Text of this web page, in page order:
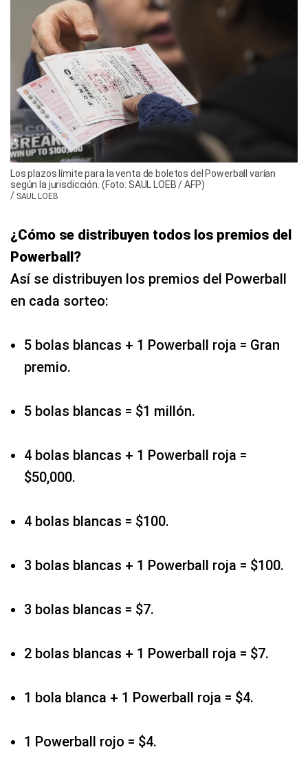
Los plazos límite para la venta de boletos del Powerball varían
según la jurisdicción. (Foto: SAUL LOEB / AFP)
/ SAUL LOEB
¿Cómo se distribuyen todos los premios del
Powerball?
Así se distribuyen los premios del Powerball
en cada sorteo:
5 bolas blancas + 1 Powerball roja = Gran
premio.
5 bolas blancas = $1 millón.
4 bolas blancas + 1 Powerball roja =
$50,000.
4 bolas blancas = $100.
3 bolas blancas + 1 Powerball roja = $100.
3 bolas blancas = $7.
2 bolas blancas + 1 Powerball roja = $7.
1 bola blanca + 1 Powerball roja = $4.
1 Powerball rojo = $4.